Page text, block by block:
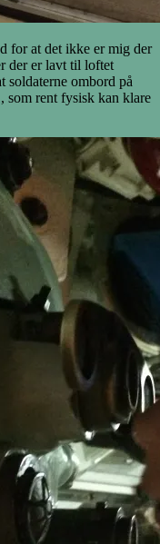
for at det ikke er mig der
der er lavt til loftet
soldaterne ombord på
som rent fysisk kan klare